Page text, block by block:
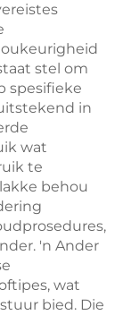
stel om
spesifieke
in
wat
te
behou
'n Ander
wat
bied. Die